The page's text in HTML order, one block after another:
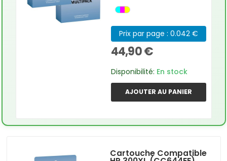
Prix par page : 0.042 €
44,90 €
Disponibilité: En stock
AJOUTER AU PANIER
Cartouche Compatible